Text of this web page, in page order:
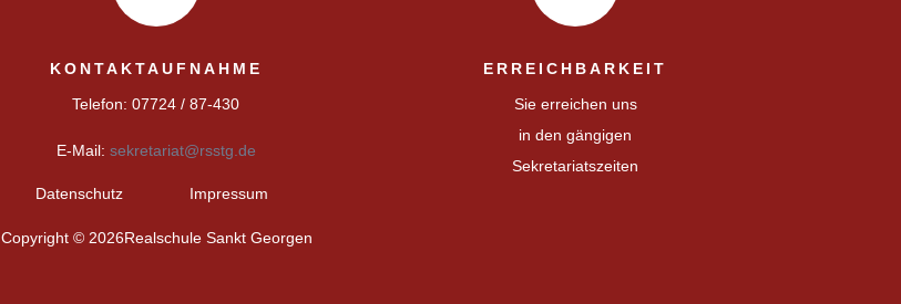
KONTAKTAUFNAHME
Telefon: 07724 / 87-430
E-Mail: sekretariat@rsstg.de
ERREICHBARKEIT
Sie erreichen uns
in den gängigen
Sekretariatszeiten
Datenschutz
Impressum
Copyright © 2026Realschule Sankt Georgen